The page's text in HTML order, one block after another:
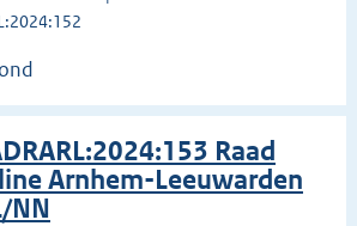
Raad
Arnhem-Leeuwarden
NN